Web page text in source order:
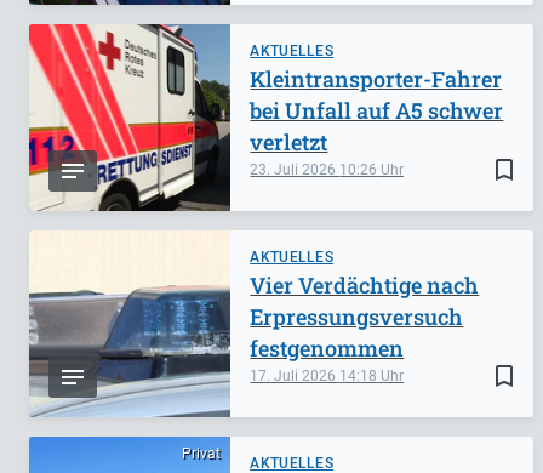
AKTUELLES
bookmark_border
23. Juli 2026 10:26
Kleintransporter-Fahrer
bei Unfall auf A5 schwer
verletzt
AKTUELLES
bookmark_border
17. Juli 2026 14:18
Vier Verdächtige nach
Erpressungsversuch
festgenommen
Privat
AKTUELLES